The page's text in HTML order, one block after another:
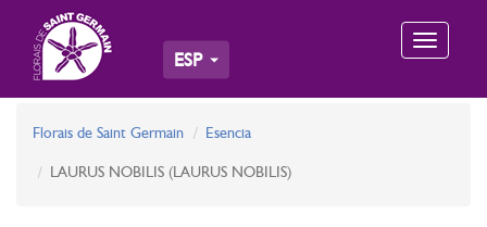
Toggle
ESP
Florais de Saint Germain Esencia
LAURUS NOBILIS (LAURUS NOBILIS)